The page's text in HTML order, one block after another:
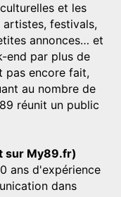
et les
artistes, festivals,
annonces… et
end par plus de
pas encore fait,
au nombre de
réunit un public
sur My89.fr)
ans d'expérience
dans